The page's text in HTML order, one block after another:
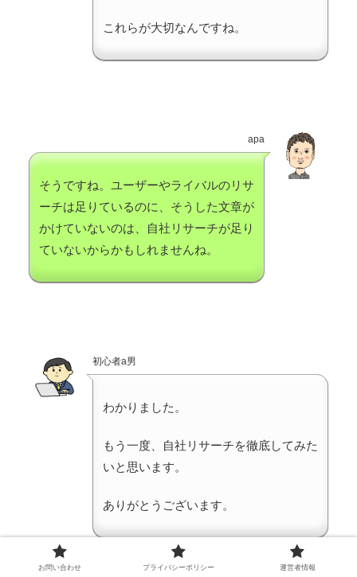
これらが大切なんですね。
apa
そうですね。ユーザーやライバルのリサ
ーチは足りているのに、そうした文章が
かけていないのは、自社リサーチが足り
ていないからかもしれませんね。
初心者a男
わかりました。
もう一度、自社リサーチを徹底してみた
いと思います。
ありがとうございます。
お問い合わせ プライバシーポリシー 運営者情報